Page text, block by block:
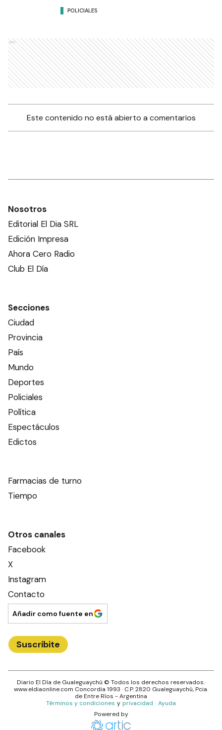
POLICIALES
Ads
Este contenido no está abierto a comentarios
Nosotros
Editorial El Dia SRL
Edición Impresa
Ahora Cero Radio
Club El Día
Secciones
Ciudad
Provincia
País
Mundo
Deportes
Policiales
Política
Espectáculos
Edictos
Farmacias de turno
Tiempo
Otros canales
Facebook
X
Instagram
Contacto
Añadir como fuente en
Suscribite
Diario El Día de Gualeguaychú © Todos los derechos reservados.·
www.eldiaonline.com Concordia 1993 · C.P.2820 Gualeguaychú, Pcia.
deEntre Ríos - Argentina
Términos y condiciones y privacidad · Ayuda
Powered by